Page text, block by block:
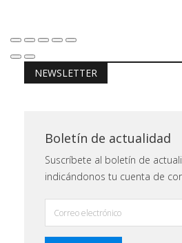
NEWSLETTER
Boletín de actualidad
Suscríbete al boletín de
indicándonos tu cuenta de